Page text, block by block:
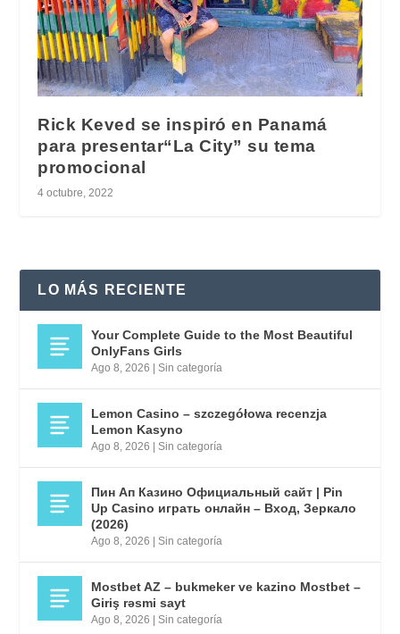
Rick Keved se inspiró en Panamá
para presentar“La City” su tema
promocional
4 octubre, 2022
LO MÁS RECIENTE
Your Complete Guide to the Most Beautiful
OnlyFans Girls
Ago 8, 2026 |Sin categoría
Lemon Casino – szczegółowa recenzja
Lemon Kasyno
Ago 8, 2026 |Sin categoría
Пин Ап Казино Официальный сайт | Pin
Up Casino играть онлайн – Вход, Зеркало
(2026)
Ago 8, 2026 |Sin categoría
Mostbet AZ – bukmeker ve kazino Mostbet –
Giriş rəsmi sayt
Ago 8, 2026 |Sin categoría